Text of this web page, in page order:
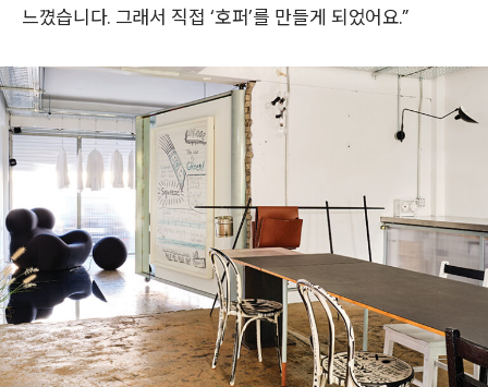
느꼈습니다. 그래서 직접 ‘호퍼’를 만들게 되었어요.”